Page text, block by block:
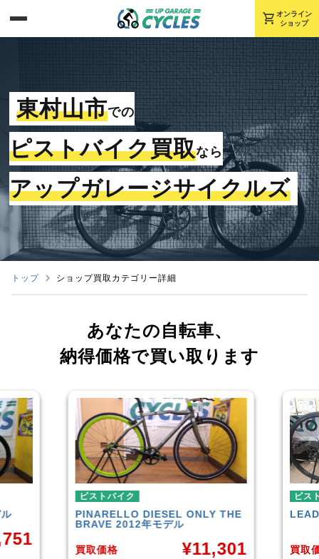
shopping_cart オンライン
ショップ
東村山市での
ピストバイク買取なら
アップガレージサイクルズ
トップ ショップ買取カテゴリー詳細
あなたの自転車、
納得価格で買い取ります
THE
11,301
ピストバイク
LEADER721TR 2023年モデル
買取価格
¥ 42,000